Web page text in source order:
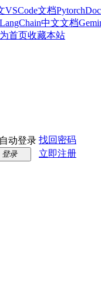
VSCode文档Pytorch
LangChain中文文档
首页收藏本站
自动登录 找回密码
登录 立即注册